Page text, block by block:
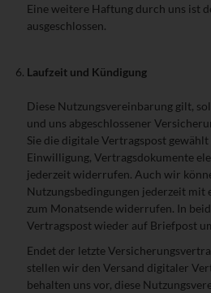
Eine weitere Haftung durch uns ist
ausgeschlossen.
Laufzeit und Kündigung
Diese Nutzungsvereinbarung gilt,
und uns abgeschlossener
Sie die digitale Vertragspost
Einwilligung, Vertragsdokumente
jederzeit widerrufen. Auch wir
Nutzungsbedingungen jederzeit mit
zum Monatsende widerrufen. In
Vertragspost wieder auf Briefpost
Endet der letzte
stellen wir den Versand digitaler
behalten uns vor, diese